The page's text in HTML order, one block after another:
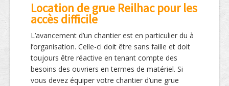
Location de grue Reilhac pour les
accès difficile
L’avancement d’un chantier est en particulier du à
l’organisation. Celle-ci doit être sans faille et doit
toujours être réactive en tenant compte des
besoins des ouvriers en termes de matériel. Si
vous devez équiper votre chantier d’une grue